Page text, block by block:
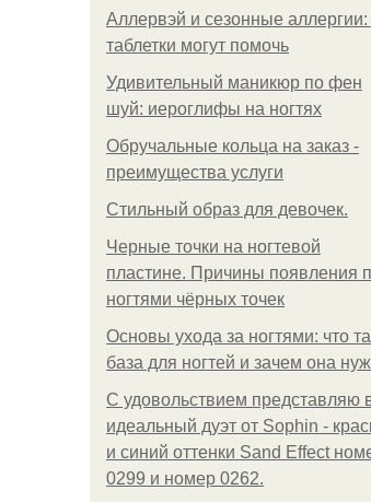
Аллервэй и сезонные аллергии:
таблетки могут помочь
Удивительный маникюр по фен
шуй: иероглифы на ногтях
Обручальные кольца на заказ -
преимущества услуги
Стильный образ для девочек.
Черные точки на ногтевой
пластине. Причины появления
ногтями чёрных точек
Основы ухода за ногтями: что
база для ногтей и зачем она
С удовольствием представляю
идеальный дуэт от Sophin -
и синий оттенки Sand Effect
0299 и номер 0262.